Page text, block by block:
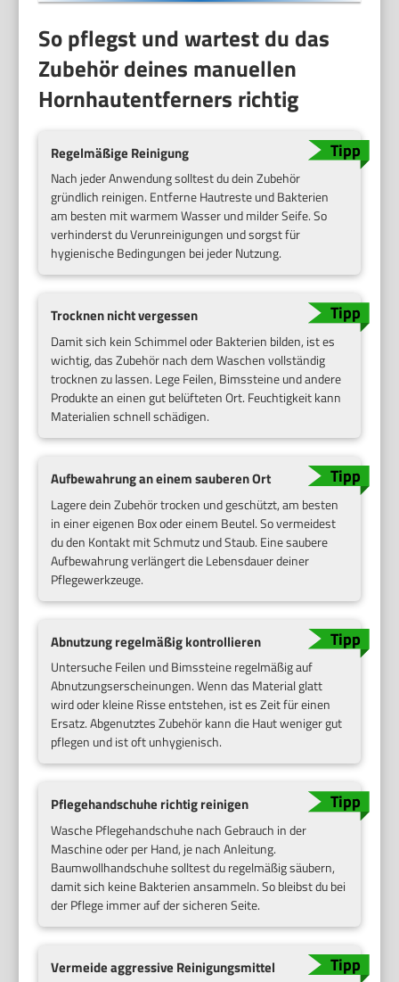
So pflegst und wartest du das
Zubehör deines manuellen
Hornhautentferners richtig
Regelmäßige Reinigung
Nach jeder Anwendung solltest du dein Zubehör
gründlich reinigen. Entferne Hautreste und Bakterien
am besten mit warmem Wasser und milder Seife. So
verhinderst du Verunreinigungen und sorgst für
hygienische Bedingungen bei jeder Nutzung.
Trocknen nicht vergessen
Damit sich kein Schimmel oder Bakterien bilden, ist es
wichtig, das Zubehör nach dem Waschen vollständig
trocknen zu lassen. Lege Feilen, Bimssteine und andere
Produkte an einen gut belüfteten Ort. Feuchtigkeit kann
Materialien schnell schädigen.
Aufbewahrung an einem sauberen Ort
Lagere dein Zubehör trocken und geschützt, am besten
in einer eigenen Box oder einem Beutel. So vermeidest
du den Kontakt mit Schmutz und Staub. Eine saubere
Aufbewahrung verlängert die Lebensdauer deiner
Pflegewerkzeuge.
Abnutzung regelmäßig kontrollieren
Untersuche Feilen und Bimssteine regelmäßig auf
Abnutzungserscheinungen. Wenn das Material glatt
wird oder kleine Risse entstehen, ist es Zeit für einen
Ersatz. Abgenutztes Zubehör kann die Haut weniger gut
pflegen und ist oft unhygienisch.
Pflegehandschuhe richtig reinigen
Wasche Pflegehandschuhe nach Gebrauch in der
Maschine oder per Hand, je nach Anleitung.
Baumwollhandschuhe solltest du regelmäßig säubern,
damit sich keine Bakterien ansammeln. So bleibst du bei
der Pflege immer auf der sicheren Seite.
Vermeide aggressive Reinigungsmittel